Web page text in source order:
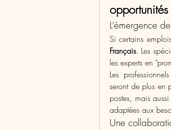
opportunités
L’émergence
Si certains
Français. Les
les experts en
Les
seront de plus en
postes, mais
adaptées aux
Une